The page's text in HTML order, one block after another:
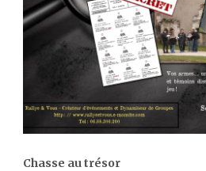
Chasse au trésor